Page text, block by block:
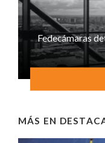
Fedecámaras
MÁS EN